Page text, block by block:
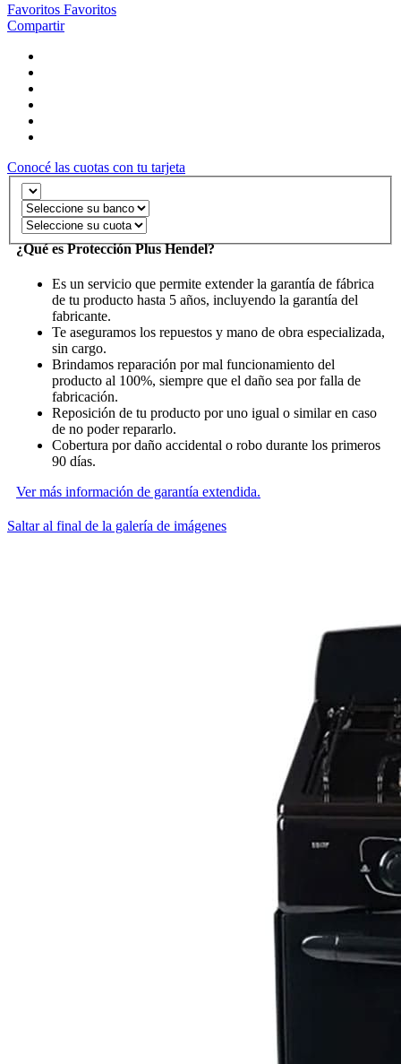
Favoritos Favoritos
Compartir
Conocé las cuotas con tu tarjeta
¿Qué es Protección Plus Hendel?
Es un servicio que permite extender la garantía de fábrica
de tu producto hasta 5 años, incluyendo la garantía del
fabricante.
Te aseguramos los repuestos y mano de obra especializada,
sin cargo.
Brindamos reparación por mal funcionamiento del
producto al 100%, siempre que el daño sea por falla de
fabricación.
Reposición de tu producto por uno igual o similar en caso
de no poder repararlo.
Cobertura por daño accidental o robo durante los primeros
90 días.
Ver más información de garantía extendida.
Saltar al final de la galería de imágenes